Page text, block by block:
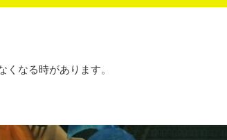
なる時があります。